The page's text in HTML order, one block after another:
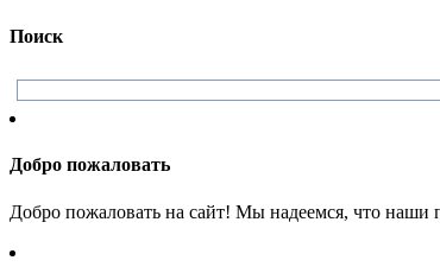
Поиск
Добро пожаловать
Добро пожаловать на сайт! Мы надеемся, что наши